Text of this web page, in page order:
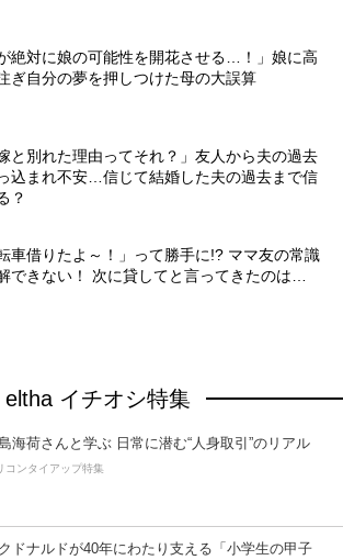
が絶対に娘の可能性を開花させる…！」娘に高
ぎ自分の夢を押しつけた母の大誤算
嫁と別れた理由ってそれ？」友人から夫の過去
込まれ不安…信じて結婚した夫の過去まで信
？
転車借りたよ～！」って勝手に!? ママ友の常識
できない！ 次に貸してと言ってきたのは…
eltha イチオシ特集
海荷さんと学ぶ 日常に潜む“人身取引”のリアル
コンタイアップ特集
ドナルドが40年にわたり支える「小学生の甲子